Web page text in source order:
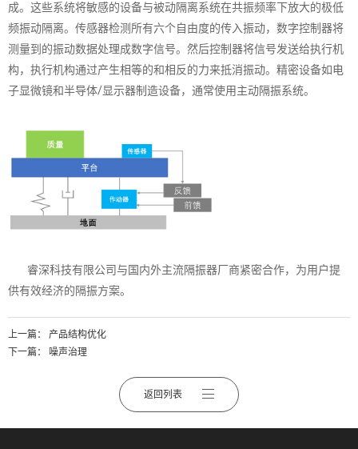
成。这些系统将敏感的设备与被动隔离系统在共振频率下放大的极低
频振动隔离。传感器检测所有六个自由度的传入振动，数字控制器将
测量到的振动数据处理成数字信号。然后控制器将信号发送给执行机
构，执行机构通过产生相等的和相反的力来抵消振动。精密设备如电
子显微镜和半导体/显示器制造设备，通常使用主动隔振系统。
睿深科技有限公司与国内外主流隔振器厂商紧密合作，为用户提
供有效经济的隔振方案。
上一篇： 产品结构优化
下一篇： 噪声治理
返回列表